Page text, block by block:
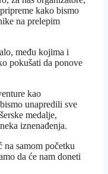
kako bismo
na prelepim
među kojima i
pokušati da ponove
kao
unapredili sve
medalje,
iznenađenja.
na samom početku
da će nam doneti